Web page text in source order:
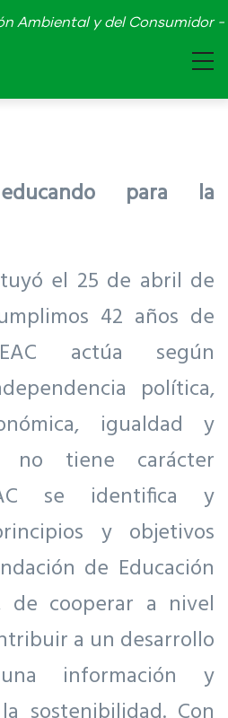
Ambiental y del Consumidor
para la
el 25 de abril de
42 años de
actúa según
política,
igualdad y
no tiene carácter
se identifica y
y objetivos
de Educación
de cooperar a nivel
a un desarrollo
información y